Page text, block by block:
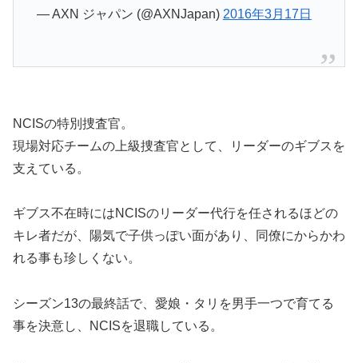
— AXN ジャパン (@AXNJapan) 2016年3月17日
NCISの特別捜査官。
現場対応チームの上級捜査官として、リーダーのギブスを
支えている。
ギブス不在時にはNCISのリーダー代行を任されるほどの
キレ者だが、陽気で子供っぽい面があり、同僚にからかわ
れる事も珍しくない。
シーズン13の最終話で、愛娘・タリを男手一つで育てる
事を決意し、NCISを退職している。